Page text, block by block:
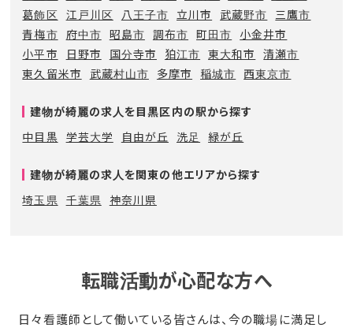
葛飾区
江戸川区 八王子市 立川市 武蔵野市
三鷹市
青梅市
府中市 昭島市 調布市 町田市
小金井市
小平市
日野市 国分寺市 狛江市 東大和市
清瀬市
東久留米市
武蔵村山市 多摩市 稲城市 西東京市
建物が綺麗の求人を目黒区内の駅から探す
中目黒
学芸大学 自由が丘 洗足 緑が丘
建物が綺麗の求人を関東の他エリアから探す
埼玉県
千葉県 神奈川県
転職活動が心配な方へ
日々看護師として働いている皆さんは、今の職場に満足し